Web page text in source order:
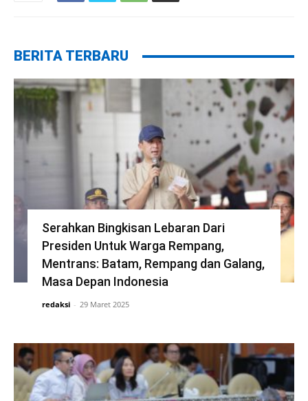
BERITA TERBARU
Serahkan Bingkisan Lebaran Dari
Presiden Untuk Warga Rempang,
Mentrans: Batam, Rempang dan Galang,
Masa Depan Indonesia
redaksi - 29 Maret 2025